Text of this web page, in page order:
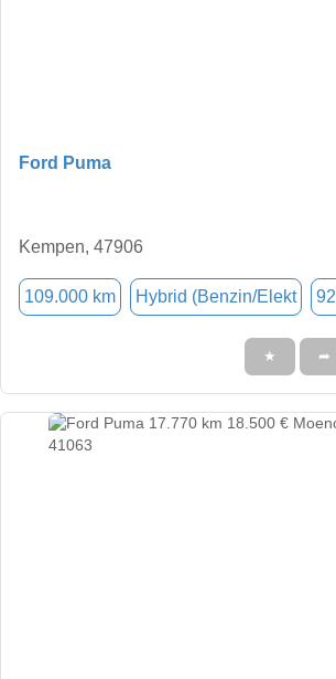
Ford Puma
Kempen, 47906
109.000 km Hybrid (Benzin/Elekt
★ ➦